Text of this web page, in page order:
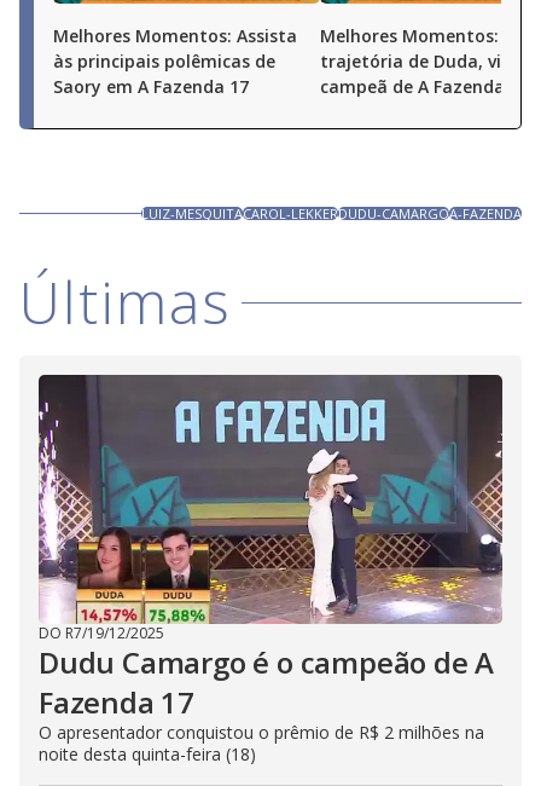
Melhores Momentos: Assista
às principais polêmicas de
Saory em A Fazenda 17
Melhores Momentos:
trajetória de Duda, vice-
campeã de A Fazenda 17
LUIZ-MESQUITACAROL-LEKKERDUDU-CAMARGOA-FAZENDA
Últimas
DO R7/19/12/2025
Dudu Camargo é o campeão de A
Fazenda 17
O apresentador conquistou o prêmio de R$ 2 milhões na
noite desta quinta-feira (18)